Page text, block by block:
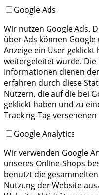
Google Ads
Wir nutzen Google Ads.
über Ads können
Anzeige ein User
weitergeleitet wurde.
Informationen dienen
erfahren durch diese
Nutzern, die auf die bei
geklickt haben und zu
Tracking-Tag
Google Analytics
Wir verwenden Google
unseres Online-Shops
benutzt die
Nutzung der Website